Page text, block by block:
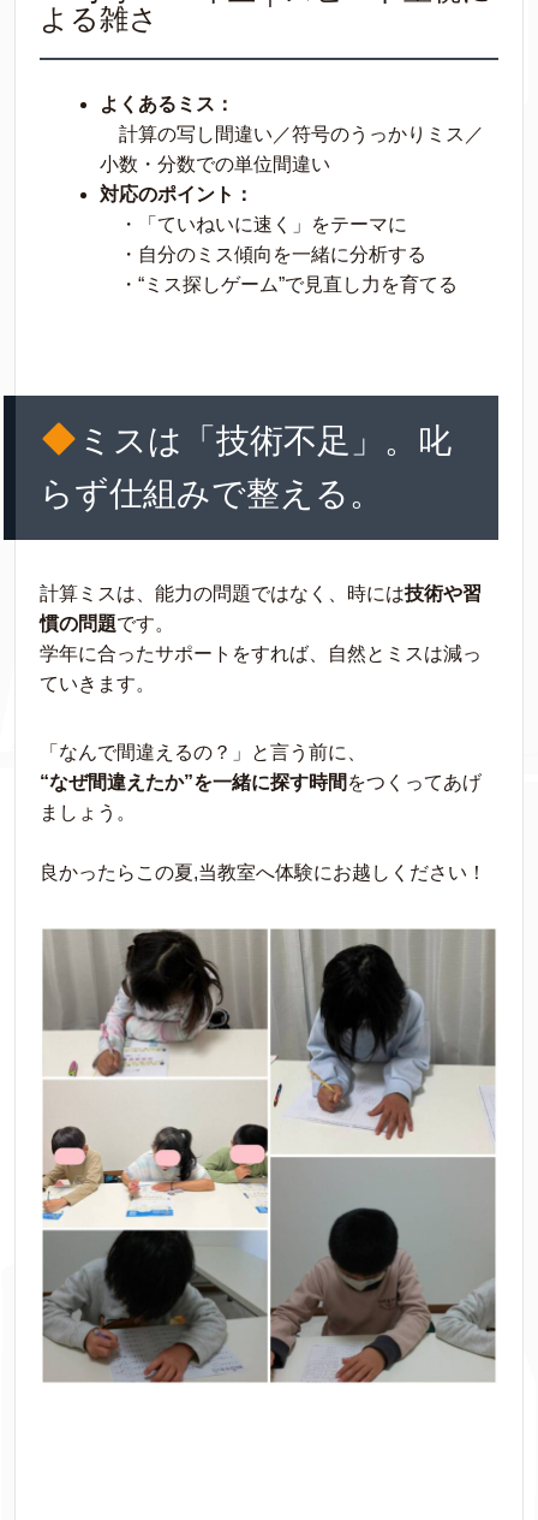
よる雑さ
よくあるミス：
計算の写し間違い／符号のうっかりミス／
小数・分数での単位間違い
対応のポイント：
・「ていねいに速く」をテーマに
・自分のミス傾向を一緒に分析する
・“ミス探しゲーム”で見直し力を育てる
ミスは「技術不足」。叱
らず仕組みで整える。
計算ミスは、能力の問題ではなく、時には技術や習
慣の問題です。
学年に合ったサポートをすれば、自然とミスは減っ
ていきます。
「なんで間違えるの？」と言う前に、
“なぜ間違えたか”を一緒に探す時間 をつくってあげ
ましょう。
良かったらこの夏,当教室へ体験にお越しください！